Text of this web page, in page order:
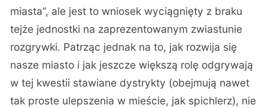
miasta”, ale jest to wniosek wyciągnięty z braku
tejże jednostki na zaprezentowanym zwiastunie
rozgrywki. Patrząc jednak na to, jak rozwija się
nasze miasto i jak jeszcze większą rolę odgrywają
w tej kwestii stawiane dystrykty (obejmują nawet
tak proste ulepszenia w mieście, jak spichlerz), nie